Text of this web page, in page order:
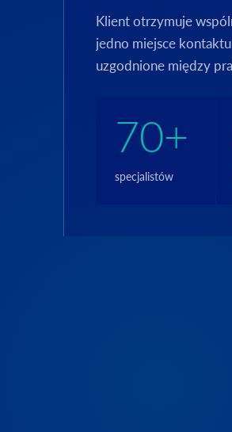
Klient otrzymuje
jedno miejsce
uzgodnione między
70+
specjalistów